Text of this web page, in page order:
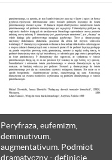
Peryfraza, eufemizm,
deminutivum,
augmentativum. Podmiot
dramatyczny - definicje